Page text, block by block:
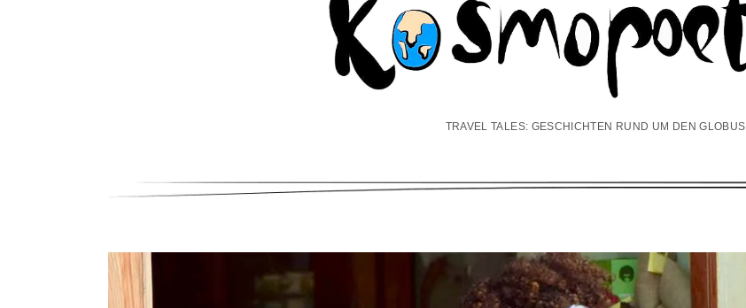
TRAVEL TALES: GESCHICHTEN RUND UM DEN GLOBUS